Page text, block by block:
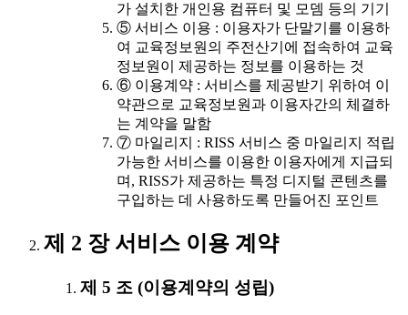
가 설치한 개인용 컴퓨터 및 모뎀 등의 기기
⑤ 서비스 이용 : 이용자가 단말기를 이용하
여 교육정보원의 주전산기에 접속하여 교육
정보원이 제공하는 정보를 이용하는 것
⑥ 이용계약 : 서비스를 제공받기 위하여 이
약관으로 교육정보원과 이용자간의 체결하
는 계약을 말함
⑦ 마일리지 : RISS 서비스 중 마일리지 적립
가능한 서비스를 이용한 이용자에게 지급되
며, RISS가 제공하는 특정 디지털 콘텐츠를
구입하는 데 사용하도록 만들어진 포인트
제 2 장 서비스 이용 계약
제 5 조 (이용계약의 성립)